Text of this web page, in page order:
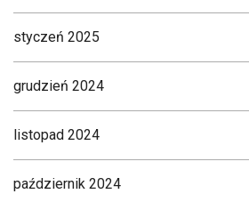
styczeń 2025
grudzień 2024
listopad 2024
październik 2024